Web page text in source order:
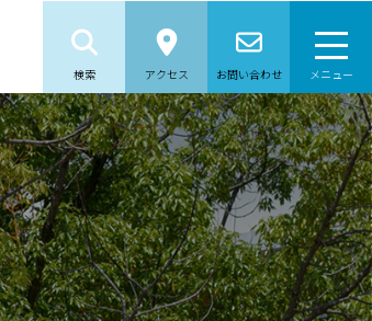
検索 アクセス お問い合わせ メニュー